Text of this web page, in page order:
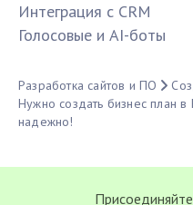
Интеграция с CRM
Голосовые и AI-боты
Разработка сайтов и ПО
Нужно создать бизнес план
надежно!